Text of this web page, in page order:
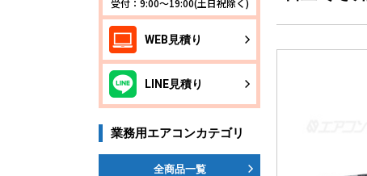
ダイキン
三菱電機
日立
東芝
パナソニック
天
天
天
受付：9:00～19:00(土日祝除く)
WEB見積り
LINE見積り
業務用エアコンカテゴリ
全商品一覧